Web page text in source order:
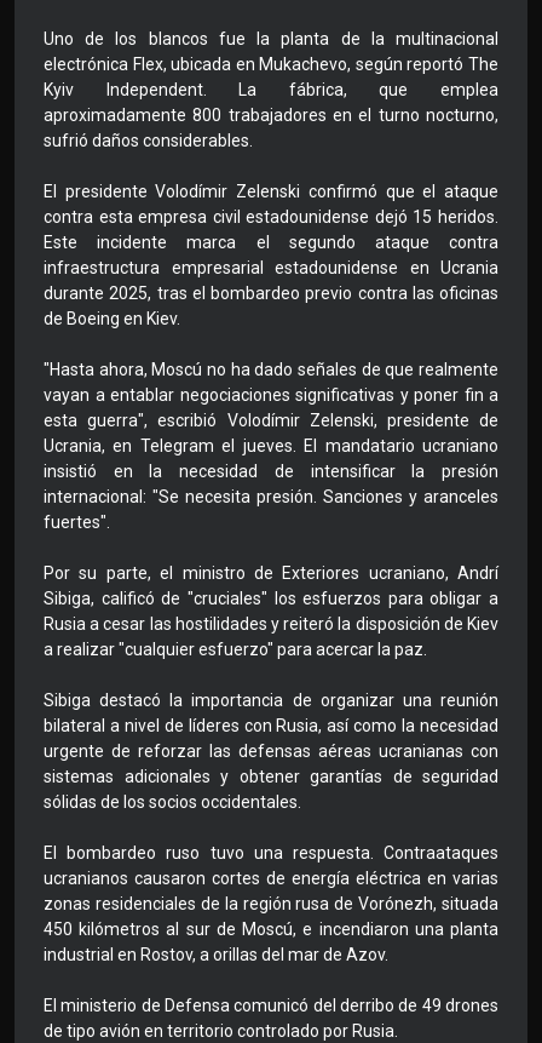
Uno de los blancos fue la planta de la multinacional
electrónica Flex, ubicada en Mukachevo, según reportó The
Kyiv Independent. La fábrica, que emplea
aproximadamente 800 trabajadores en el turno nocturno,
sufrió daños considerables.
El presidente Volodímir Zelenski confirmó que el ataque
contra esta empresa civil estadounidense dejó 15 heridos.
Este incidente marca el segundo ataque contra
infraestructura empresarial estadounidense en Ucrania
durante 2025, tras el bombardeo previo contra las oficinas
de Boeing en Kiev.
"Hasta ahora, Moscú no ha dado señales de que realmente
vayan a entablar negociaciones significativas y poner fin a
esta guerra", escribió Volodímir Zelenski, presidente de
Ucrania, en Telegram el jueves. El mandatario ucraniano
insistió en la necesidad de intensificar la presión
internacional: "Se necesita presión. Sanciones y aranceles
fuertes".
Por su parte, el ministro de Exteriores ucraniano, Andrí
Sibiga, calificó de "cruciales" los esfuerzos para obligar a
Rusia a cesar las hostilidades y reiteró la disposición de Kiev
a realizar "cualquier esfuerzo" para acercar la paz.
Sibiga destacó la importancia de organizar una reunión
bilateral a nivel de líderes con Rusia, así como la necesidad
urgente de reforzar las defensas aéreas ucranianas con
sistemas adicionales y obtener garantías de seguridad
sólidas de los socios occidentales.
El bombardeo ruso tuvo una respuesta. Contraataques
ucranianos causaron cortes de energía eléctrica en varias
zonas residenciales de la región rusa de Vorónezh, situada
450 kilómetros al sur de Moscú, e incendiaron una planta
industrial en Rostov, a orillas del mar de Azov.
El ministerio de Defensa comunicó del derribo de 49 drones
de tipo avión en territorio controlado por Rusia.